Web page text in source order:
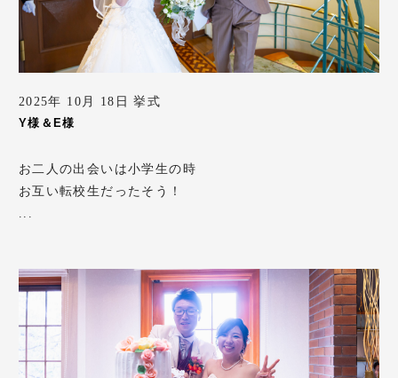
2025年 10月 18日 挙式
Y様＆E様
お二人の出会いは小学生の時
お互い転校生だったそう！
...